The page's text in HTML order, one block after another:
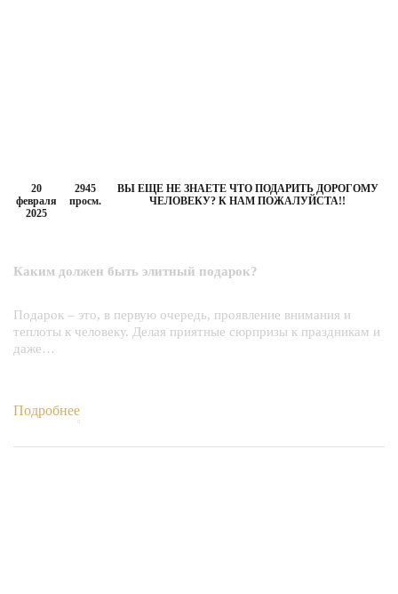
Каким должен быть элитный подарок?
Подарок – это, в первую очередь, проявление внимания и
теплоты к человеку. Делая приятные сюрпризы к праздникам и
даже…
Подробнее
20
февраля
2025
2945
просм.
ВЫ ЕЩЕ НЕ ЗНАЕТЕ ЧТО ПОДАРИТЬ ДОРОГОМУ
ЧЕЛОВЕКУ? К НАМ ПОЖАЛУЙСТА!!